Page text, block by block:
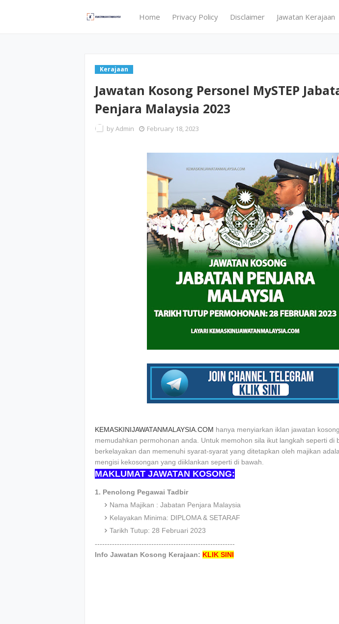
Home Privacy Policy Disclaimer Jawatan Kerajaan
Kerajaan
Jawatan Kosong Personel MySTEP
Penjara Malaysia 2023
byAdmin February 18, 2023
KEMASKINIJAWATANMALAYSIA.COM hanya menyiarkan iklan jawatan
memudahkan permohonan anda. Untuk memohon sila ikut langkah seperti di
berkelayakan dan memenuhi syarat-syarat yang ditetapkan oleh majikan
mengisi kekosongan yang diiklankan seperti di bawah.
MAKLUMAT JAWATAN KOSONG:
1. Penolong Pegawai Tadbir
Nama Majikan : Jabatan Penjara Malaysia
Kelayakan Minima: DIPLOMA & SETARAF
Tarikh Tutup: 28 Februari 2023
---------------------------------------------------------
Info Jawatan Kosong Kerajaan: KLIK SINI